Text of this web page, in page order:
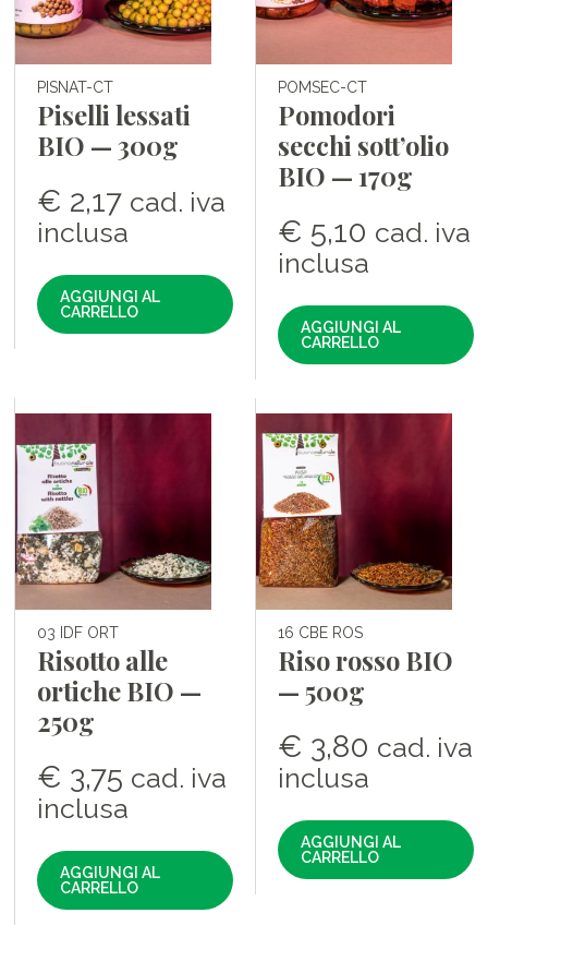
PISNAT-CT
Piselli lessati
BIO — 300g
€ 2,17 cad. iva
inclusa
AGGIUNGI AL
CARRELLO
POMSEC-CT
Pomodori
secchi sott’olio
BIO — 170g
€ 5,10 cad. iva
inclusa
AGGIUNGI AL
CARRELLO
03 IDF ORT
Risotto alle
ortiche BIO —
250g
€ 3,75 cad. iva
inclusa
AGGIUNGI AL
CARRELLO
16 CBE ROS
Riso rosso BIO
— 500g
€ 3,80 cad. iva
inclusa
AGGIUNGI AL
CARRELLO